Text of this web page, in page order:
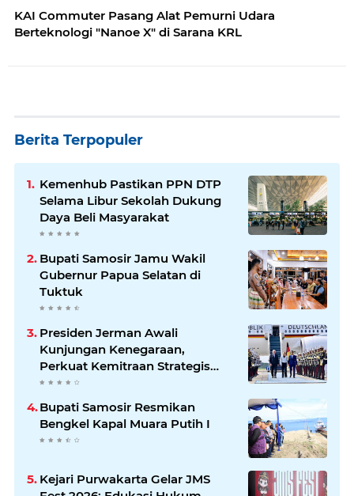
KAI Commuter Pasang Alat Pemurni Udara
Berteknologi "Nanoe X" di Sarana KRL
Berita Terpopuler
Kemenhub Pastikan PPN DTP
Selama Libur Sekolah Dukung
Daya Beli Masyarakat
Bupati Samosir Jamu Wakil
Gubernur Papua Selatan di
Tuktuk
Presiden Jerman Awali
Kunjungan Kenegaraan,
Perkuat Kemitraan Strategis
Indonesia–Jerman
Bupati Samosir Resmikan
Bengkel Kapal Muara Putih I
Kejari Purwakarta Gelar JMS